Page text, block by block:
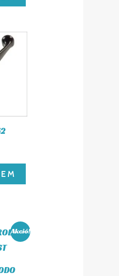
Akció!
Ft.
Current
price
10.211 Ft.